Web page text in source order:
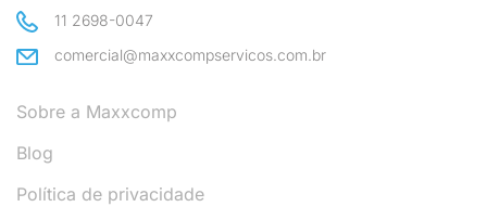
11 2698-0047
comercial@maxxcompservicos.com.br
Sobre a Maxxcomp
Blog
Política de privacidade